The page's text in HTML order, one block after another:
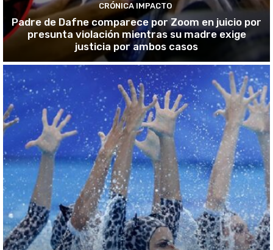
CRÓNICA IMPACTO
Padre de Dafne comparece por Zoom en juicio por
presunta violación mientras su madre exige
justicia por ambos casos